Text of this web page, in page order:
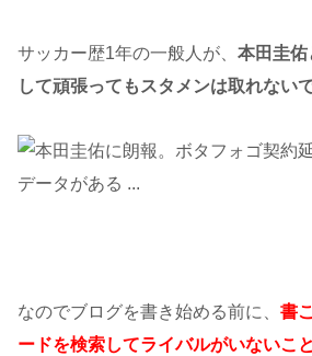
サッカー歴1年の一般人が、 本田圭佑
して頑張ってもスタメンは取れない
なのでブログを書き始める前に、 書
ードを検索してライバルがいないこ